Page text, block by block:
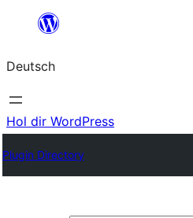
springen
Deutsch
Hol dir WordPress
Plugin Directory